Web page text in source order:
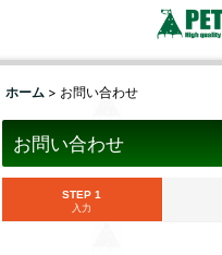
ホーム > お問い合わせ
お問い合わせ
STEP 1
入力